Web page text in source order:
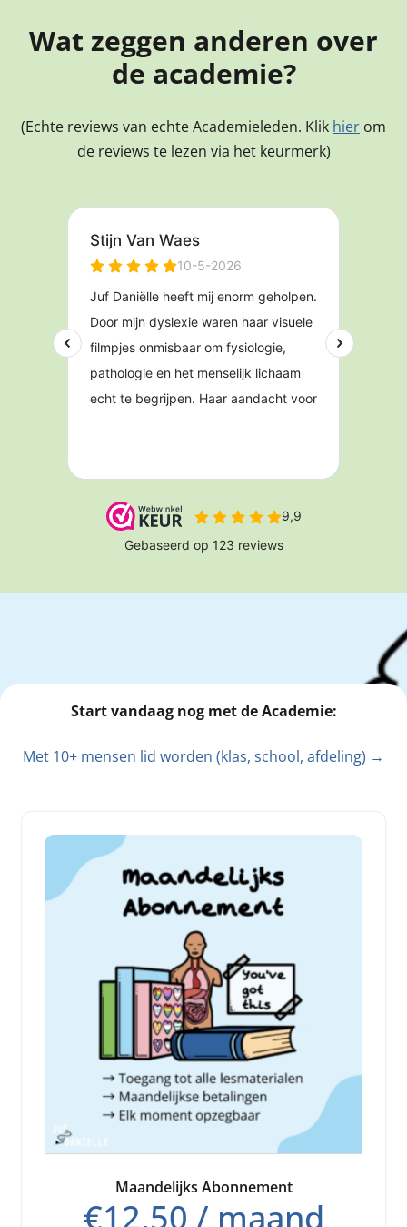
Wat zeggen anderen over
de academie?
(Echte reviews van echte Academieleden. Klik hier om
de reviews te lezen via het keurmerk)
Start vandaag nog met de Academie:
Met 10+ mensen lid worden (klas, school, afdeling) →
Maandelijks Abonnement
€12,50 / maand